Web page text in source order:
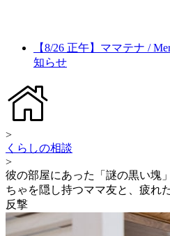
【8/26 正午】ママテナ /
知らせ
>
くらしの相談
>
彼の部屋にあった「謎の黒い塊
ちゃを隠し持つママ友と、疲れ
反撃